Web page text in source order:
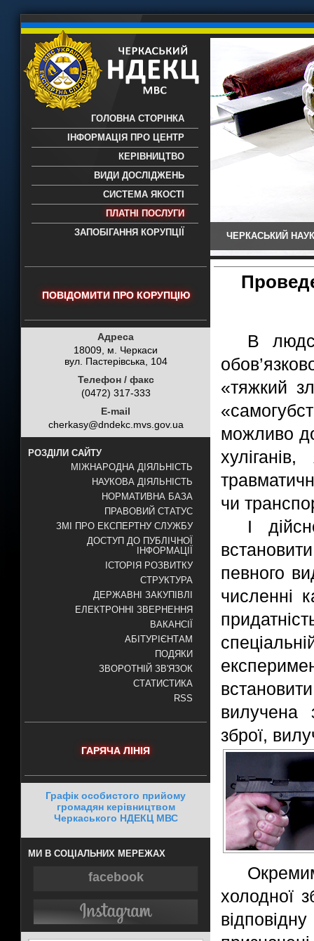
науково-дослідний експертно-
- проведення всих видів судових
експертиз
ГОЛОВНА СТОРІНКА
ІНФОРМАЦІЯ ПРО ЦЕНТР
КЕРІВНИЦТВО
ВИДИ ДОСЛІДЖЕНЬ
СИСТЕМА ЯКОСТІ
ПЛАТНІ ПОСЛУГИ
ЗАПОБІГАННЯ КОРУПЦІЇ
ЧЕРКАСЬКИЙ
ПОВІДОМИТИ ПРО КОРУПЦІЮ
Адреса
18009, м. Черкаси
вул. Пастерівська, 104
Телефон / факс
(0472) 317-333
E-mail
cherkasy@dndekc.mvs.gov.ua
РОЗДІЛИ САЙТУ
МІЖНАРОДНА ДІЯЛЬНІСТЬ
НАУКОВА ДІЯЛЬНІСТЬ
НОРМАТИВНА БАЗА
ПРАВОВИЙ СТАТУС
ЗМІ ПРО ЕКСПЕРТНУ СЛУЖБУ
ДОСТУП ДО ПУБЛІЧНОЇ
ІНФОРМАЦІЇ
ІСТОРІЯ РОЗВИТКУ
СТРУКТУРА
ДЕРЖАВНІ ЗАКУПІВЛІ
ЕЛЕКТРОННІ ЗВЕРНЕННЯ
ВАКАНСІЇ
АБІТУРІЄНТАМ
ПОДЯКИ
ЗВОРОТНІЙ ЗВ'ЯЗОК
СТАТИСТИКА
RSS
ГАРЯЧА ЛІНІЯ
Графік особистого прийому
громадян керівництвом
Черкаського НДЕКЦ МВС
МИ В СОЦІАЛЬНИХ МЕРЕЖАХ
facebook
В
«тяжкий
можливо
чи
І
певного
численні
вилучена
зброї,
холодної